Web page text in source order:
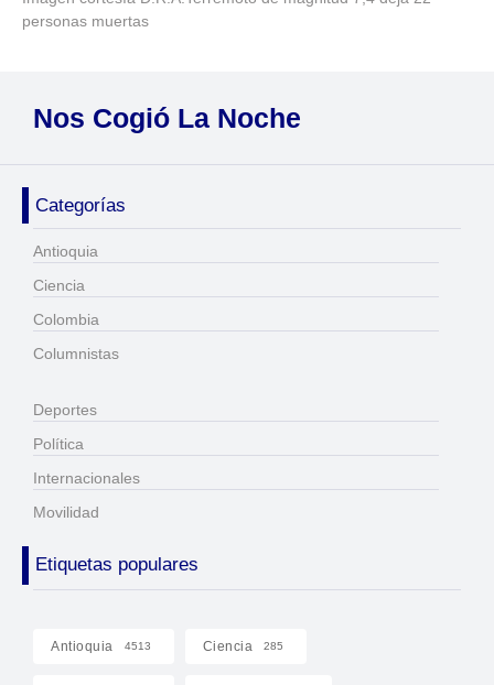
personas muertas
Nos Cogió La Noche
Categorías
Antioquia
Ciencia
Colombia
Columnistas
Deportes
Política
Internacionales
Movilidad
Etiquetas populares
Antioquia 4513 Ciencia 285